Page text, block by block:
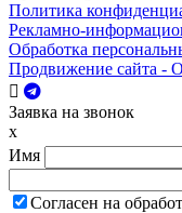
Политика
Рекламно-
Обработка
Продвижение сайта -
Заявка на звонок
x
Имя
Согласен на